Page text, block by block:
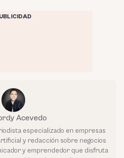
Acevedo
especializado en empresas
y redacción sobre negocios
y emprendedor que disfruta